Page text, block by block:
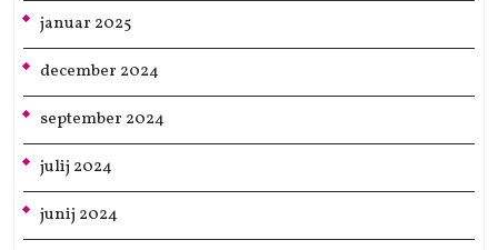
januar 2025
december 2024
september 2024
julij 2024
junij 2024